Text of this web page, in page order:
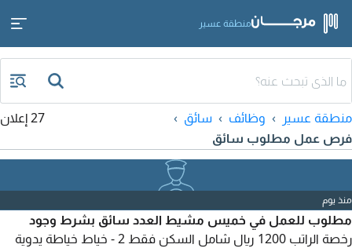
منطقة عسير
منطقة عسير وظائف
سائق
فرص عمل مطلوب سائق
27 إعلان
منذ يوم
مطلوب للعمل في خميس مشيط العدد سائق بشرط وجود
رخصة الراتب 1200 ريال شامل السكن فقط 2 - خياط خياطة يدوية